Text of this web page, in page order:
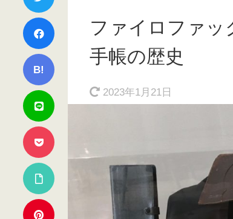
B!
ファイロファッ
手帳の歴史
2023年1月21日